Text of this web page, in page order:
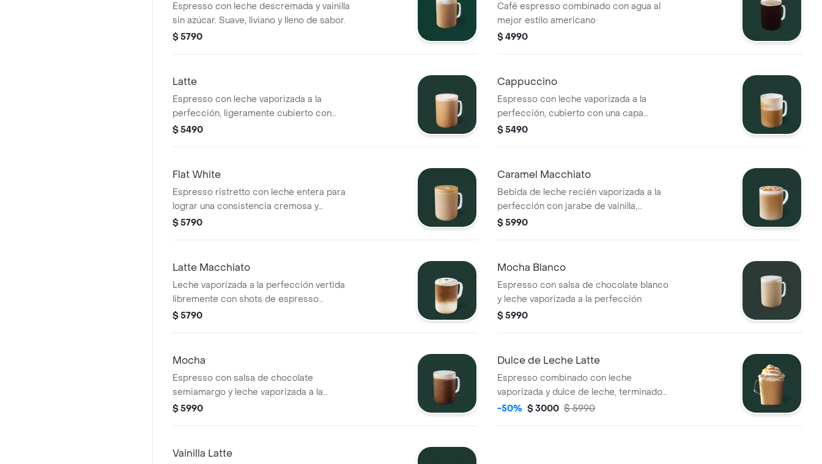
Espresso con leche descremada y vainilla
sin azúcar. Suave, liviano y lleno de sabor.
$ 5790
Café espresso combinado con agua al
mejor estilo americano
$ 4990
Latte
Espresso con leche vaporizada a la
perfección, ligeramente cubierto con
espuma
$ 5490
Cappuccino
Espresso con leche vaporizada a la
perfección, cubierto con una capa
profunda de espuma
$ 5490
Flat White
Espresso ristretto con leche entera para
lograr una consistencia cremosa y
terminada con un "punto de espuma" o
$ 5790
Caramel Macchiato
Bebida de leche recién vaporizada a la
perfección con jarabe de vainilla,
marcada con espresso y terminación de
$ 5990
Latte Macchiato
Leche vaporizada a la perfección vertida
libremente con shots de espresso
vertidos lentamente
$ 5790
Mocha Blanco
Espresso con salsa de chocolate blanco
y leche vaporizada a la perfección
$ 5990
Mocha
Espresso con salsa de chocolate
semiamargo y leche vaporizada a la
perfección
$ 5990
Dulce de Leche Latte
Espresso combinado con leche
vaporizada y dulce de leche, terminado
con caramel drizzle
-50% $ 3000 $ 5990
Vainilla Latte